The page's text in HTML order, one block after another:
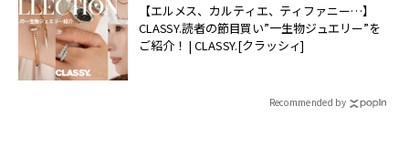
【エルメス、カルティエ、ティファニー…】
CLASSY.読者の節目買い”一生物ジュエリー”を
ご紹介！ | CLASSY.[クラッシィ]
Recommended by